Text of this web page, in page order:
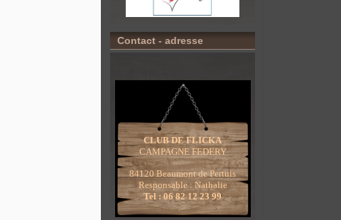
Contact - adresse
CLUB DE FLICKA
CAMPAGNE FEDERY
84120 Beaumont de Pertuis
Responsable : Nathalie
Tel : 06 82 12 23 99